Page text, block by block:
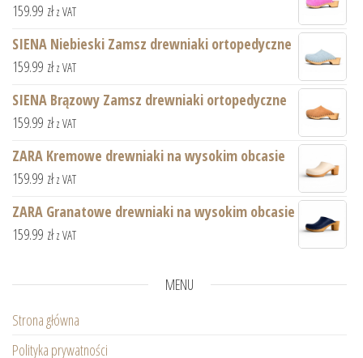
159.99 zł z VAT
SIENA Niebieski Zamsz drewniaki ortopedyczne
159.99 zł z VAT
SIENA Brązowy Zamsz drewniaki ortopedyczne
159.99 zł z VAT
ZARA Kremowe drewniaki na wysokim obcasie
159.99 zł z VAT
ZARA Granatowe drewniaki na wysokim obcasie
159.99 zł z VAT
MENU
Strona główna
Polityka prywatności